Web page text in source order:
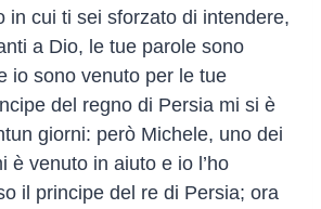
in cui ti sei sforzato di intendere,
a Dio, le tue parole sono
io sono venuto per le tue
del regno di Persia mi si è
giorni: però Michele, uno dei
è venuto in aiuto e io l’ho
il principe del re di Persia; ora